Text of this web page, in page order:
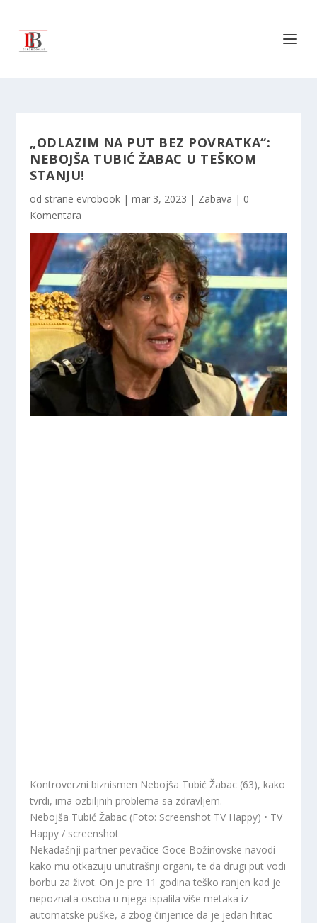
„ODLAZIM NA PUT BEZ POVRATKA“:
NEBOJŠA TUBIĆ ŽABAC U TEŠKOM
STANJU!
od strane evrobook |mar 3, 2023 | Zabava | 0
Komentara
Kontroverzni biznismen Nebojša Tubić Žabac (63), kako
tvrdi, ima ozbiljnih problema sa zdravljem.
Nebojša Tubić Žabac (Foto: Screenshot TV Happy) • TV
Happy / screenshot
Nekadašnji partner pevačice Goce Božinovske navodi
kako mu otkazuju unutrašnji organi, te da drugi put vodi
borbu za život. On je pre 11 godina teško ranjen kad je
nepoznata osoba u njega ispalila više metaka iz
automatske puške, a zbog činjenice da je jedan hitac